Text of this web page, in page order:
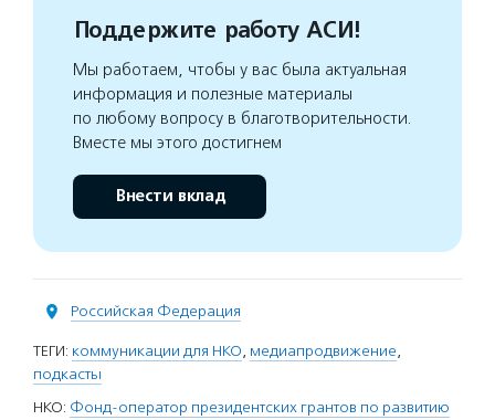
Поддержите работу АСИ!
Мы работаем, чтобы у вас была актуальная
информация и полезные материалы
по любому вопросу в благотворительности.
Вместе мы этого достигнем
Внести вклад
Российская Федерация
ТЕГИ: коммуникации для НКО, медиапродвижение,
подкасты
НКО: Фонд-оператор президентских грантов по развитию